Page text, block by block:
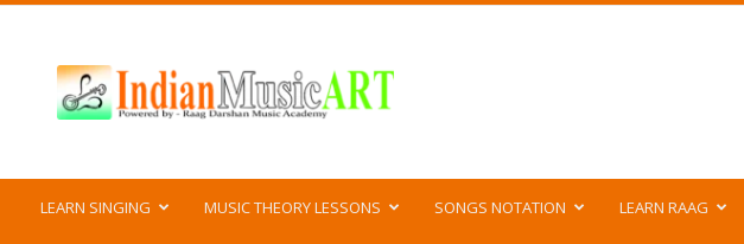
Music
ART
LEARN SINGING MUSIC THEORY LESSONS SONGS NOTATION LEARN RAAG